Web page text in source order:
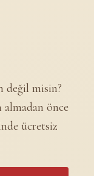
değil misin?
önce
ücretsiz